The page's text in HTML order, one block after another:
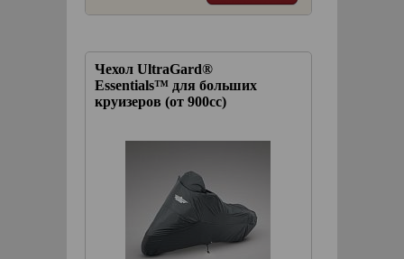
Чехол UltraGard®
Essentials™ для больших
круизеров (от 900сс)